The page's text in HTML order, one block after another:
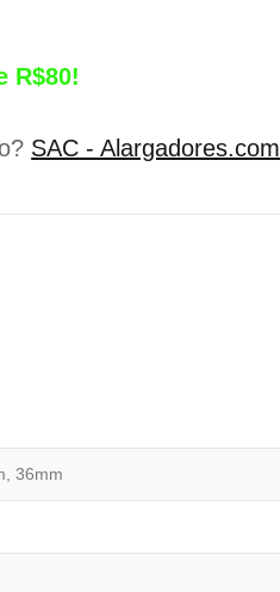
R$80!
SAC - Alargadores.com
36mm